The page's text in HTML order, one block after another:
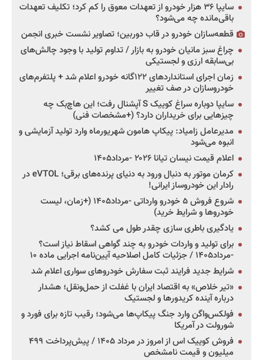
سایپا ۳۶ هزار خودرو از تعهدات معوق را کم کرد؛ تکلیف تعهدات
باقی‌مانده چه می‌شود؟
قطعه‌سازان خودرو در قاب دوربین؛ تصاویر نشست خبری انجمن
چراغ سبز مانیان خودرو به بازار / تداوم تولید با وجود چالش‌های
بی‌سابقه ارزی و لجستیکی
زمان اجرای استانداردهای ۱۲۲گانه خودرو اعلام شد + پلتفرم‌های
خودروسازان در صف تغییر
سایپا دوباره سراغ کوییک S آپشنال رفت؛ این هاچ‌بک چه
چیزهایی برای خریداران دارد؟ (+مشخصات فنی)
مدیرعامل زامیاد: پیکاپ هامون شهریورماه وارد تولید آزمایشی و
انبوه می‌شود
اعلام قیمت نیسان تیانا ۲۰۲۶ -مرداد۱۴۰۵
کرمان موتور به دنبال ورود به دنیای پرنده‌های برقی؛ eVTOL در
رادار این خودروساز ایرانی!
شروع فروش ۵ خودرو وارداتی -مرداد۱۴۰۵ (+زمان، لیست
خودروها و شرایط خرید)
یادگیری باطری سازی چقدر طول می کشد؟
برای تولید و واردات خودرو به چند گواهی اسقاط نیاز است؟
-مرداد۱۴۰۵ / جزئیات کامل اصلاحیه آیین‌نامه اجرایی ماده ۱۰
شرایط جدید فرایند ثبت سفارش خودروهای سواری اعلام شد
«تیر خلاص» به اقتصاد ایران با غفلت از حمل‌ونقل؛ هشدار
درباره آینده کریدورها و لجستیک
فولکس‌واگن وارد جنگ پیکاپ‌ها می‌شود؛ رقیب تازه برای فورد و
شورولت در آمریکا
فروش کوییک اس از امروز در مرداد ۱۴۰۵ / پیش‌پرداخت ۴۹۹
میلیون و قیمت نامشخص